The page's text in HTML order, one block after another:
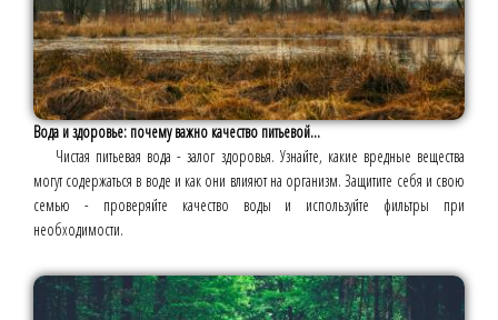
Вода и здоровье: почему важно качество питьевой...
Чистая питьевая вода - залог здоровья. Узнайте, какие вредные вещества
могут содержаться в воде и как они влияют на организм. Защитите себя и свою
семью - проверяйте качество воды и используйте фильтры при
необходимости.